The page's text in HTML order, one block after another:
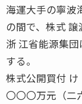
海運大手の寧波
の間で、株式 譲
浙 江省能源集
する。
株式公開買付
〇〇〇万元（二